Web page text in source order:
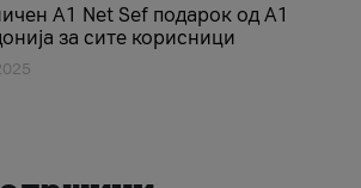
A1 Net Sеf подарок од А1
за сите корисници